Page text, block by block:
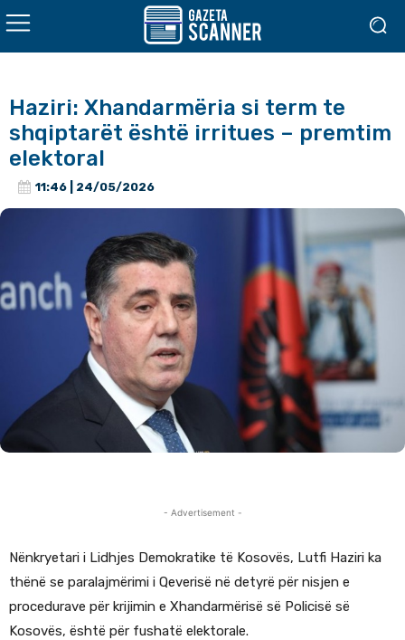
Haziri: Xhandarmëria si term te
shqiptarët është irritues – premtim
elektoral
11:46 | 24/05/2026
- Advertisement -
Nënkryetari i Lidhjes Demokratike të Kosovës, Lutfi Haziri ka
thënë se paralajmërimi i Qeverisë në detyrë për nisjen e
procedurave për krijimin e Xhandarmërisë së Policisë së
Kosovës, është për fushatë elektorale.